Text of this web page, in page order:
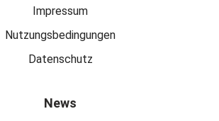
Impressum
Nutzungsbedingungen
Datenschutz
News